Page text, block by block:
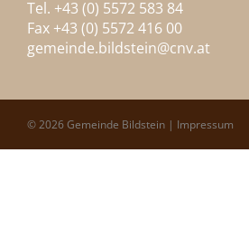
Tel. +43 (0) 5572 583 84
Fax +43 (0) 5572 416 00
gemeinde.bildstein@cnv.at
© 2026 Gemeinde Bildstein | Impressum